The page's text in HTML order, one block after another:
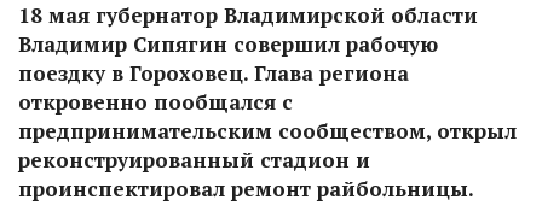
18 мая губернатор Владимирской области
Владимир Сипягин совершил рабочую
поездку в Гороховец. Глава региона
откровенно пообщался с
предпринимательским сообществом, открыл
реконструированный стадион и
проинспектировал ремонт райбольницы.